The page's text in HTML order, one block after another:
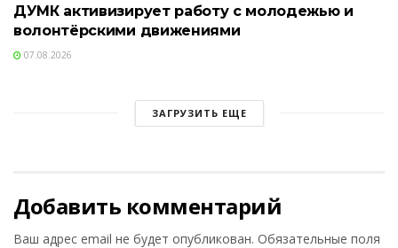
ДУМК активизирует работу с молодежью и
волонтёрскими движениями
07.08.2026
ЗАГРУЗИТЬ ЕЩЕ
Добавить комментарий
Ваш адрес email не будет опубликован. Обязательные поля